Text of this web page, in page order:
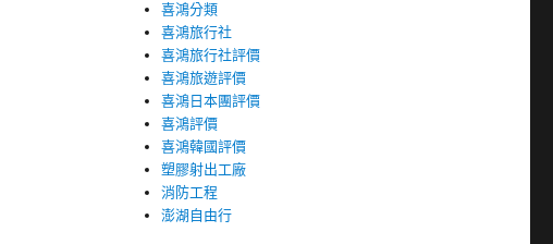
喜鴻分類
喜鴻旅行社
喜鴻旅行社評價
喜鴻旅遊評價
喜鴻日本團評價
喜鴻評價
喜鴻韓國評價
塑膠射出工廠
消防工程
澎湖自由行